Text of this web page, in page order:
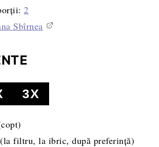
2
Sbîrnea
3X
(la filtru, la ibric, după preferință)